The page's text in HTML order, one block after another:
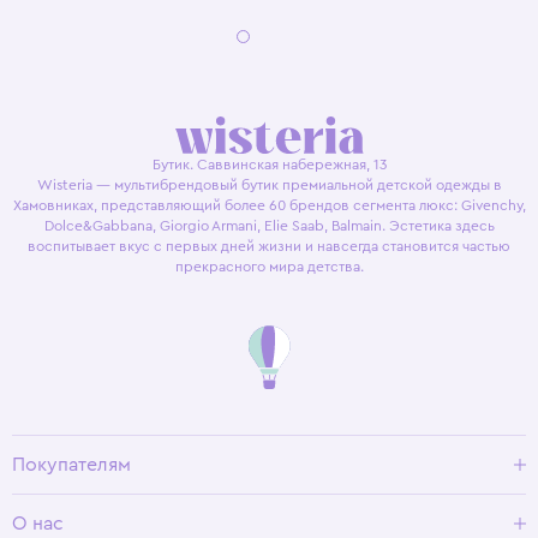
Бутик. Саввинская набережная, 13
Wisteria — мультибрендовый бутик премиальной детской одежды в
Хамовниках, представляющий более 60 брендов сегмента люкс: Givenchy,
Dolce&Gabbana, Giorgio Armani, Elie Saab, Balmain. Эстетика здесь
воспитывает вкус с первых дней жизни и навсегда становится частью
прекрасного мира детства.
Покупателям
Условия возврата
О нас